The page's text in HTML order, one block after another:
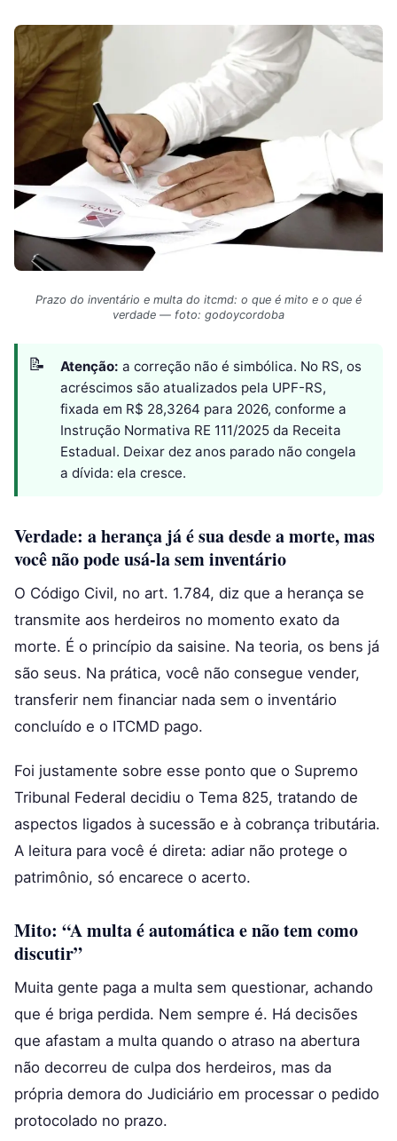
Prazo do inventário e multa do itcmd: o que é mito e o que é
verdade — foto: godoycordoba
Atenção: a correção não é simbólica. No RS, os
acréscimos são atualizados pela UPF-RS,
fixada em R$ 28,3264 para 2026, conforme a
Instrução Normativa RE 111/2025 da Receita
Estadual. Deixar dez anos parado não congela
a dívida: ela cresce.
Verdade: a herança já é sua desde a morte, mas
você não pode usá-la sem inventário
O Código Civil, no art. 1.784, diz que a herança se
transmite aos herdeiros no momento exato da
morte. É o princípio da saisine. Na teoria, os bens já
são seus. Na prática, você não consegue vender,
transferir nem financiar nada sem o inventário
concluído e o ITCMD pago.
Foi justamente sobre esse ponto que o Supremo
Tribunal Federal decidiu o Tema 825, tratando de
aspectos ligados à sucessão e à cobrança tributária.
A leitura para você é direta: adiar não protege o
patrimônio, só encarece o acerto.
Mito: “A multa é automática e não tem como
discutir”
Muita gente paga a multa sem questionar, achando
que é briga perdida. Nem sempre é. Há decisões
que afastam a multa quando o atraso na abertura
não decorreu de culpa dos herdeiros, mas da
própria demora do Judiciário em processar o pedido
protocolado no prazo.